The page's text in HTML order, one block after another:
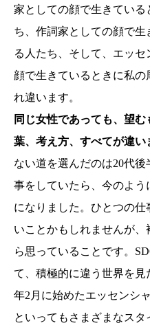
家としての顔で生きてい
ち、作詞家としての顔で
る人たち、そして、エッセ
顔で生きているときに私
れ違います。
同じ女性であっても、望
葉、考え方、すべてが違い
ない道を選んだのは20代
事をしていたら、今のよう
になりました。ひとつの
いことかもしれませんが
ら思っていることです。
て、積極的に違う世界を
年2月に始めたエッセンシ
といってもさまざまなス